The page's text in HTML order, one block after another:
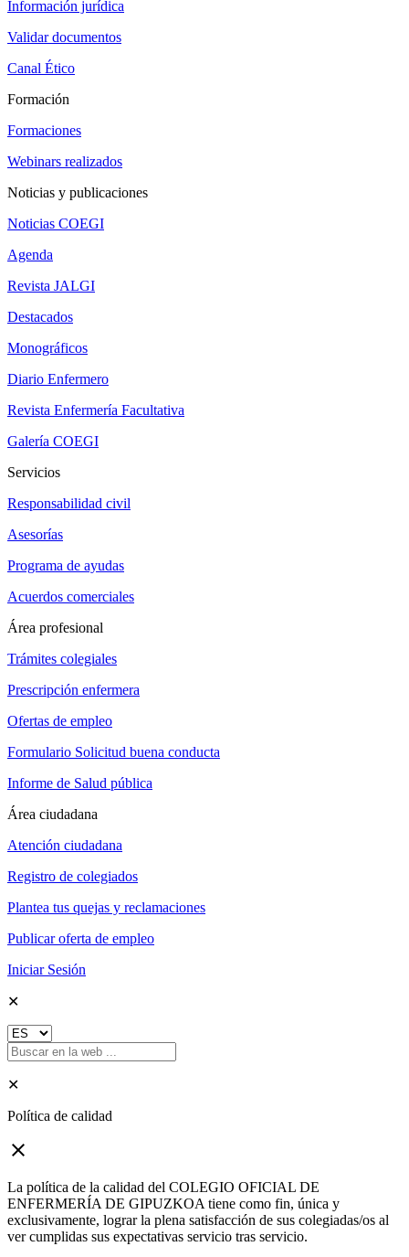
Información jurídica
Validar documentos
Canal Ético
Formación
Formaciones
Webinars realizados
Noticias y publicaciones
Noticias COEGI
Agenda
Revista JALGI
Destacados
Monográficos
Diario Enfermero
Revista Enfermería Facultativa
Galería COEGI
Servicios
Responsabilidad civil
Asesorías
Programa de ayudas
Acuerdos comerciales
Área profesional
Trámites colegiales
Prescripción enfermera
Ofertas de empleo
Formulario Solicitud buena conducta
Informe de Salud pública
Área ciudadana
Atención ciudadana
Registro de colegiados
Plantea tus quejas y reclamaciones
Publicar oferta de empleo
Iniciar Sesión
✕
✕
Política de calidad
close
La política de la calidad del COLEGIO OFICIAL DE
ENFERMERÍA DE GIPUZKOA tiene como fin, única y
exclusivamente, lograr la plena satisfacción de sus colegiadas/os al
ver cumplidas sus expectativas servicio tras servicio.